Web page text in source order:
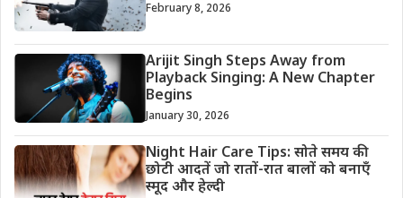
February 8, 2026
Arijit Singh Steps Away from
Playback Singing: A New Chapter
Begins
January 30, 2026
Night Hair Care Tips: सोते समय की
छोटी आदतें जो रातों-रात बालों को बनाएँ
स्मूद और हेल्दी